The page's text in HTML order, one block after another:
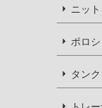
ニッ
ポロ
タン